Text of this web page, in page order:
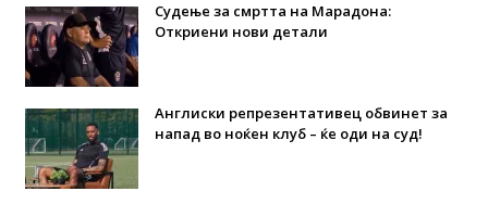
Судење за смртта на Марадона:
Откриени нови детали
Англиски репрезентативец обвинет за
напад во ноќен клуб – ќе оди на суд!